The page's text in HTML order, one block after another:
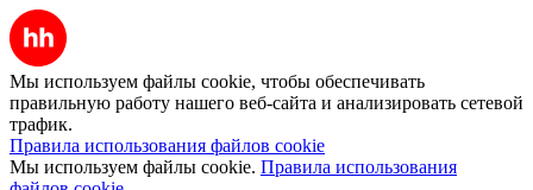
Мы используем файлы cookie, чтобы обеспечивать
правильную работу нашего веб-сайта и анализировать сетевой
трафик.
Правила использования файлов cookie
Мы используем файлы cookie. Правила использования